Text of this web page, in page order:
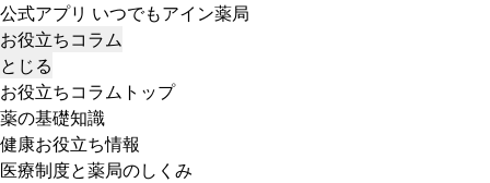
公式アプリ いつでもアイン薬局
お役立ちコラム
とじる
お役立ちコラムトップ
薬の基礎知識
健康お役立ち情報
医療制度と薬局のしくみ